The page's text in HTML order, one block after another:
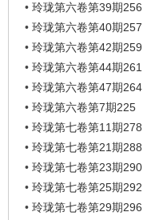
• 玲珑第六卷第39期256
• 玲珑第六卷第40期257
• 玲珑第六卷第42期259
• 玲珑第六卷第44期261
• 玲珑第六卷第47期264
• 玲珑第六卷第7期225
• 玲珑第七卷第11期278
• 玲珑第七卷第21期288
• 玲珑第七卷第23期290
• 玲珑第七卷第25期292
• 玲珑第七卷第29期296